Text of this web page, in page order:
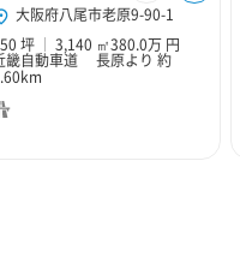
大阪府八尾市老原9-90-1
坪
3,140 ㎡380.0万 円
畿自動車道 長原より 約